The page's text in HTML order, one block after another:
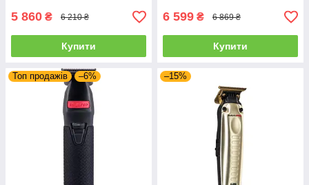
5 860 ₴ 6 210 ₴
Купити
6 599 ₴ 6 869 ₴
Купити
Топ продажів –6% –15%